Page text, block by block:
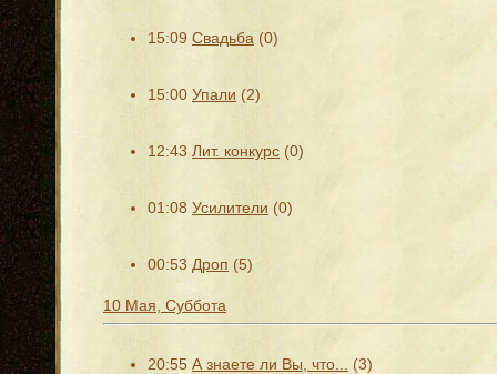
15:09 Свадьба (0)
15:00 Упали (2)
12:43 Лит. конкурс (0)
01:08 Усилители (0)
00:53 Дроп (5)
10 Мая, Суббота
20:55 А знаете ли Вы, что... (3)